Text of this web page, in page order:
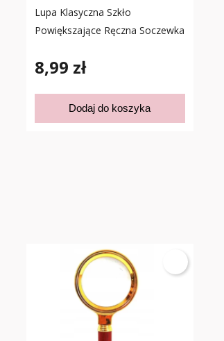
Lupa Klasyczna Szkło
Powiększające Ręczna Soczewka
8,99 zł
Dodaj do koszyka